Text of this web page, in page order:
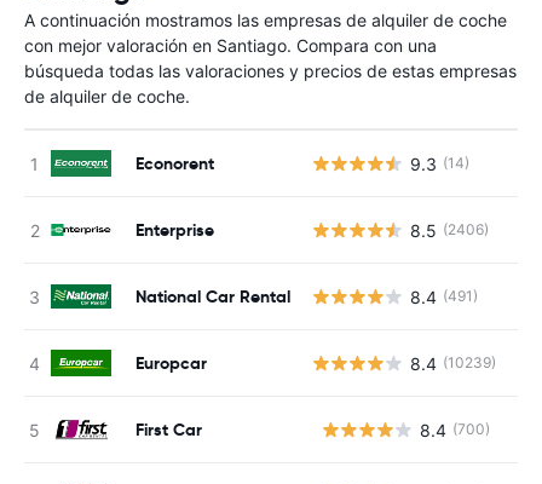
A continuación mostramos las empresas de alquiler de coche
con mejor valoración en Santiago. Compara con una
búsqueda todas las valoraciones y precios de estas empresas
de alquiler de coche.
Econorent 9.3 (14)
Enterprise 8.5 (2406)
National Car Rental 8.4 (491)
Europcar 8.4 (10239)
First Car 8.4 (700)